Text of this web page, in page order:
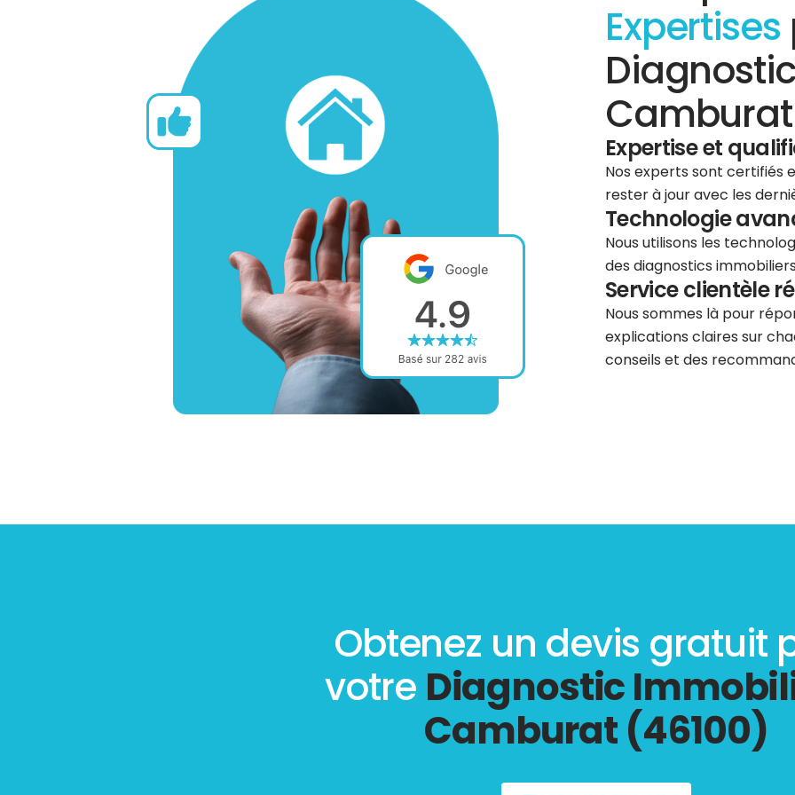
Expertises
Expertise et
Nos experts sont certifiés
rester à jour avec les
Technologie
Nous utilisons les
des diagnostics
Service clientèle
Nous sommes là pour
explications claires sur
conseils et des
Obtenez un devis gratuit
votre Diagnostic
Camburat (46100)